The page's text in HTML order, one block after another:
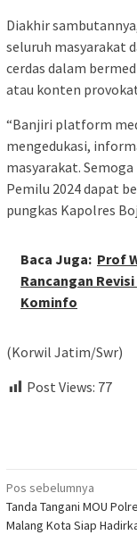
Diakhir
seluruh masyarakat
cerdas dalam
atau konten
“Banjiri platform
mengedukasi,
masyarakat.
Pemilu 2024 dapat
pungkas Kapolres
Baca Juga: Prof
Rancangan
Kominfo
(Korwil Jatim/Swr)
Post Views: 77
Navigasi
pos
Pos sebelumnya
Tanda Tangani MOU
Malang Kota Siap